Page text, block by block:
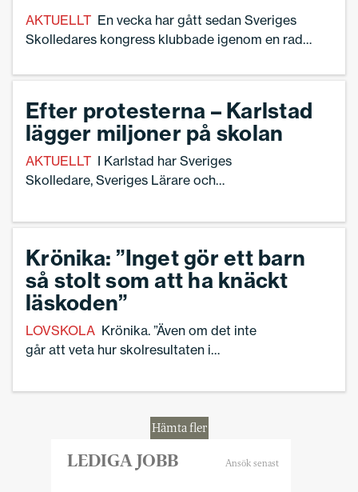
AKTUELLT En vecka har gått sedan Sveriges
Skolledares kongress klubbade igenom en rad
ett nytt arbetsmiljöpolitiskt program och en ny
utbildningspolitisk chef, sin bild av vägen framåt.
Efter protesterna – Karlstad
lägger miljoner på skolan
AKTUELLT I Karlstad har Sveriges
Skolledare, Sveriges Lärare och
besparingar i grundskolan och förskolan.
Samtidigt kommer man genomföra
besparingar oavsett, säger Henrik
Fröling, ordförande för Sveriges
Skolledare i Karlstad.
Krönika: ”Inget gör ett barn
så stolt som att ha knäckt
läskoden”
LOVSKOLA Krönika. ”Även om det inte
går att veta hur skolresultaten i
viktig insats. Det finns inget som gör ett
läskoden”, skriver skolledaren Linnea
Hämta fler